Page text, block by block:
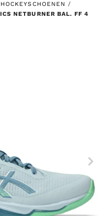
HOCKEYSCHOENEN /
NETBURNER BAL. FF 4